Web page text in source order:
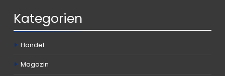
Kategorien
Handel
Magazin